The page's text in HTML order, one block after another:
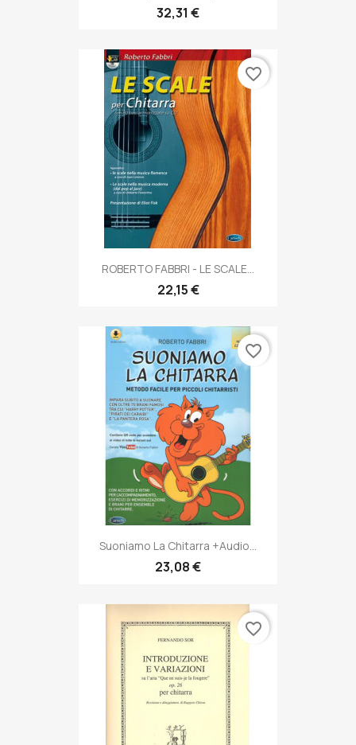
32,31 €
ROBERTO FABBRI - LE SCALE...
22,15 €
favorite_border
Suoniamo La Chitarra +Audio...
23,08 €
favorite_border
favorite_border